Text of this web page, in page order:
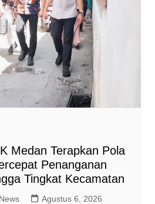
Medan Terapkan Pola
Penanganan
Tingkat Kecamatan
Agustus 6, 2026